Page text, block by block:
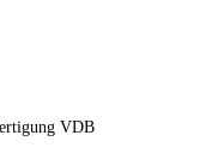
VDB